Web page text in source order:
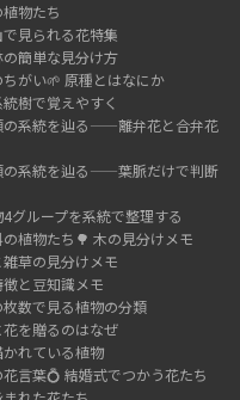
物たち
見られる花特集
簡単な見分け方
がい🌱 原種とはなにか
樹で覚えやすく
の系統を辿る——離弁花と合弁花
の系統を辿る——葉脈だけで判断
グループを系統で整理する
植物たち 🌳 木の見分けメモ
草の見分けメモ
と豆知識メモ
数で見る植物の分類
を贈るのはなぜ
れている植物
花言葉💍 結婚式でつかう花たち